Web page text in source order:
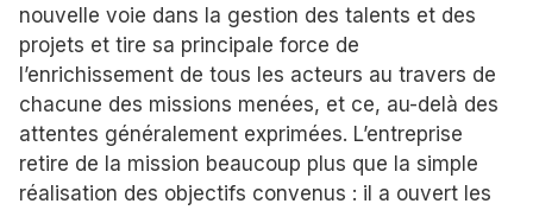
nouvelle voie dans la gestion des talents et des
projets et tire sa principale force de
l’enrichissement de tous les acteurs au travers de
chacune des missions menées, et ce, au-delà des
attentes généralement exprimées. L’entreprise
retire de la mission beaucoup plus que la simple
réalisation des objectifs convenus : il a ouvert les